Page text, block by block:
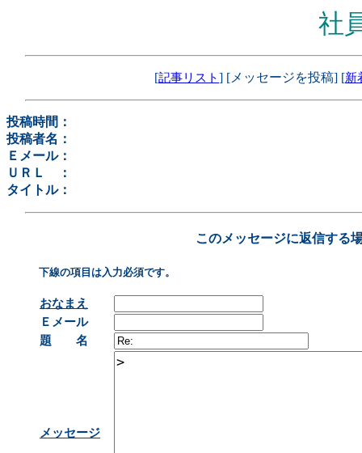
社
[記事リスト] [メッセージを投稿] [新
投稿時間：
投稿者名：
Ｅメール：
ＵＲＬ ：
タイトル：
このメッセージに返信する
下線の項目は入力必須です。
おなまえ
Ｅメール
題 名
メッセージ